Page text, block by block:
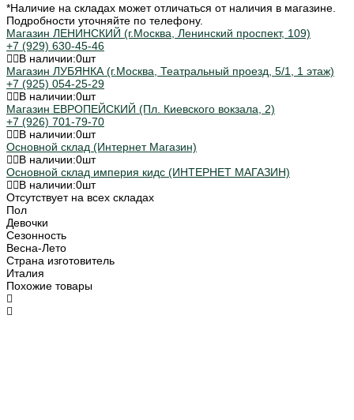
*Наличие на складах может отличаться от наличия в магазине.
Подробности уточняйте по телефону.
Магазин ЛЕНИНСКИЙ (г.Москва, Ленинский проспект, 109)
+7 (929) 630-45-46
В наличии:0шт
Магазин ЛУБЯНКА (г.Москва, Театральный проезд, 5/1, 1 этаж)
+7 (925) 054-25-29
В наличии:0шт
Магазин ЕВРОПЕЙСКИЙ (Пл. Киевского вокзала, 2)
+7 (926) 701-79-70
В наличии:0шт
Основной склад (Интернет Магазин)
В наличии:0шт
Основной склад империя кидс (ИНТЕРНЕТ МАГАЗИН)
В наличии:0шт
Отсутствует на всех складах
Пол
Девочки
Сезонность
Весна-Лето
Страна изготовитель
Италия
Похожие товары